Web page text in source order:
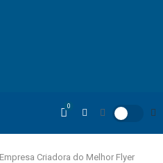
0
Criadora do Melhor Flyer